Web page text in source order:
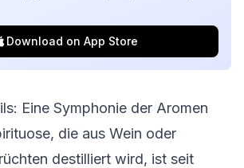
Download on App Store
Eine Symphonie der Aromen
die aus Wein oder
destilliert wird, ist seit